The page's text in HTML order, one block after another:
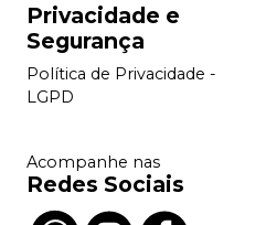
Privacidade e
Segurança
Política de Privacidade -
LGPD
Acompanhe nas
Redes Sociais